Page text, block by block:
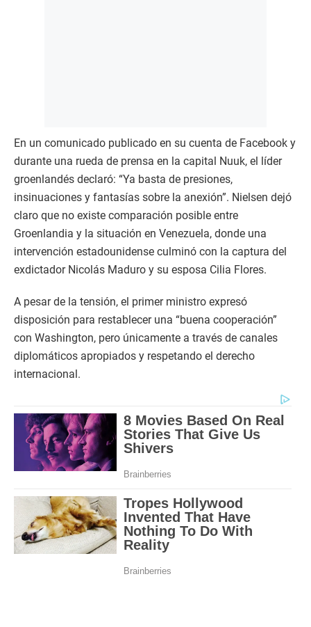
En un comunicado publicado en su cuenta de Facebook y
durante una rueda de prensa en la capital Nuuk, el líder
groenlandés declaró: “Ya basta de presiones,
insinuaciones y fantasías sobre la anexión”. Nielsen dejó
claro que no existe comparación posible entre
Groenlandia y la situación en Venezuela, donde una
intervención estadounidense culminó con la captura del
exdictador Nicolás Maduro y su esposa Cilia Flores.​
A pesar de la tensión, el primer ministro expresó
disposición para restablecer una “buena cooperación”
con Washington, pero únicamente a través de canales
diplomáticos apropiados y respetando el derecho
internacional.​